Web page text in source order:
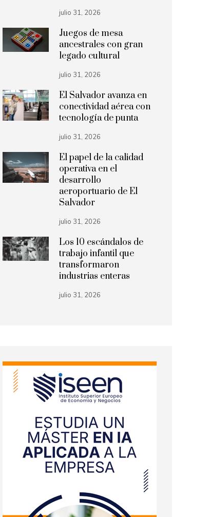
julio 31, 2026
Juegos de mesa
ancestrales con gran
legado cultural
julio 31, 2026
El Salvador avanza en
conectividad aérea con
tecnología de punta
julio 31, 2026
El papel de la calidad
operativa en el
desarrollo
aeroportuario de El
Salvador
julio 31, 2026
Los 10 escándalos de
trabajo infantil que
transformaron
industrias enteras
julio 31, 2026